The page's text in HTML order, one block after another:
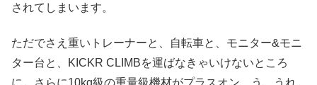
されてしまいます。
ただでさえ重いトレーナーと、自転車と、モニター&モニ
ター台と、KICKR CLIMBを運ばなきゃいけないところ